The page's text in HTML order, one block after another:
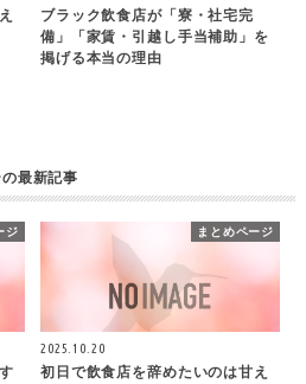
ブラック飲食店が「寮・社宅完
備」「家賃・引越し手当補助」を
掲げる本当の理由
最新記事
ジ まとめページ
2025.10.20
初日で飲食店を辞めたいのは甘え